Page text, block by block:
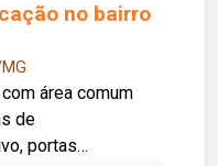
no bairro
área comum
de
portas